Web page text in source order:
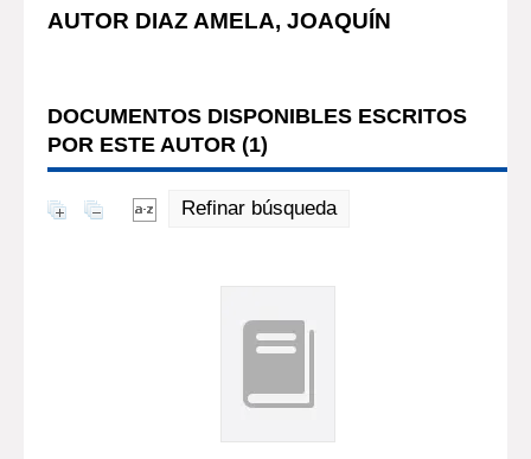
AUTOR DIAZ AMELA, JOAQUÍN
DOCUMENTOS DISPONIBLES ESCRITOS
POR ESTE AUTOR (1)
Refinar búsqueda